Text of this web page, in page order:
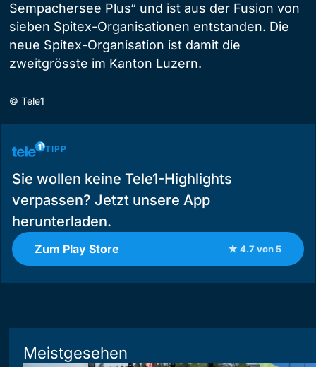
Sempachersee Plus“ und ist aus der Fusion von
sieben Spitex-Organisationen entstanden. Die
neue Spitex-Organisation ist damit die
zweitgrösste im Kanton Luzern.
© Tele1
TIPP
Sie wollen keine Tele1-Highlights
verpassen? Jetzt unsere App
herunterladen.
Zum Play Store ★ 4.7 von 5
Meistgesehen